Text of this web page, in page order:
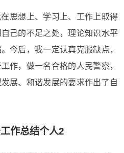
思想上、学习上、工作上取得
己的不足之处，理论知识水平
今后，我一定认真克服缺点，
作，做一名合格的人民警察，
展、和谐发展的要求作出了自
作总结个人2